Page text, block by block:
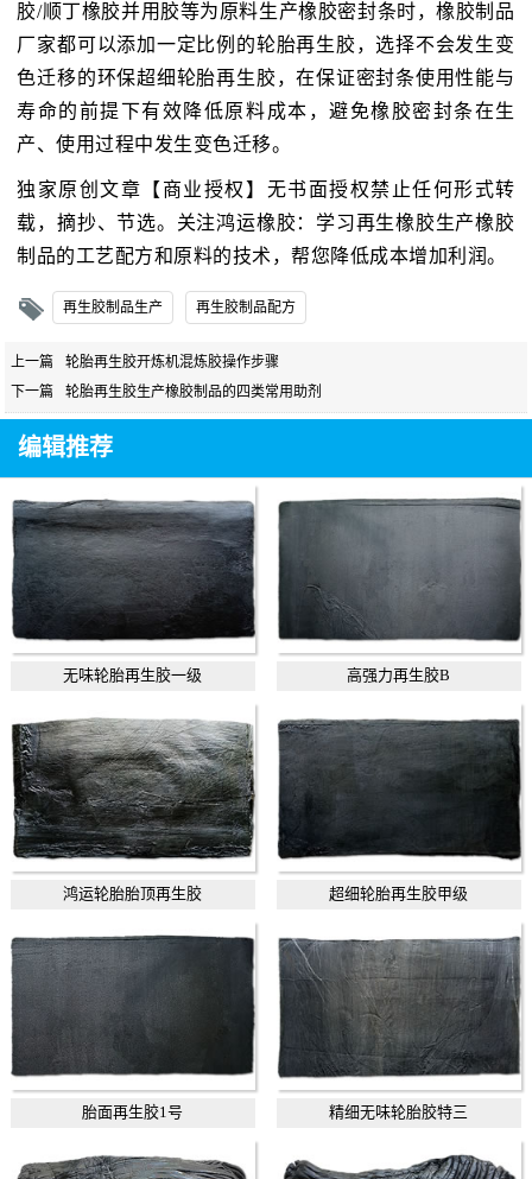
胶/顺丁橡胶并用胶等为原料生产橡胶密封条时，橡胶制品
厂家都可以添加一定比例的轮胎再生胶，选择不会发生变
色迁移的环保超细轮胎再生胶，在保证密封条使用性能与
寿命的前提下有效降低原料成本，避免橡胶密封条在生
产、使用过程中发生变色迁移。
独家原创文章【商业授权】无书面授权禁止任何形式转
载，摘抄、节选。关注鸿运橡胶：学习再生橡胶生产橡胶
制品的工艺配方和原料的技术，帮您降低成本增加利润。
再生胶制品生产 再生胶制品配方
上一篇
轮胎再生胶开炼机混炼胶操作步骤
下一篇
轮胎再生胶生产橡胶制品的四类常用助剂
编辑推荐
无味轮胎再生胶一级 高强力再生胶B
鸿运轮胎胎顶再生胶 超细轮胎再生胶甲级
胎面再生胶1号 精细无味轮胎胶特三